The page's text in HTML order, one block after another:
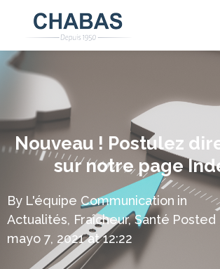
Nouveau ! Postulez
sur notre page
By L'équipe Communication in
Actualités, Fraîcheur,Santé Posted
mayo 7, 2021 at 12:22